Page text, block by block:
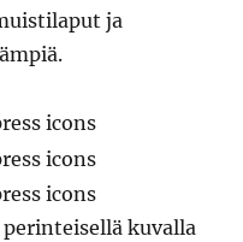
ja
kuvalla